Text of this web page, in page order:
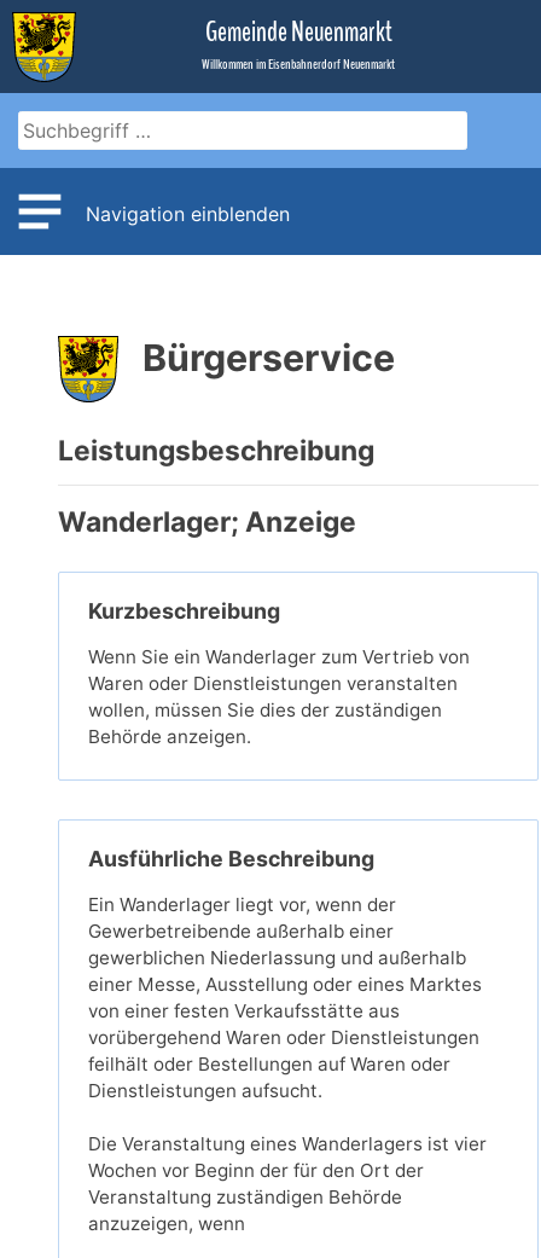
Zum
Inhalt
Gemeinde Neuenmarkt
Willkommen im Eisenbahnerdorf Neuenmarkt
Navigation einblenden
Bürgerservice
Leistungsbeschreibung
Wanderlager; Anzeige
Kurzbeschreibung
Wenn Sie ein Wanderlager zum Vertrieb von
Waren oder Dienstleistungen veranstalten
wollen, müssen Sie dies der zuständigen
Behörde anzeigen.
Ausführliche Beschreibung
Ein Wanderlager liegt vor, wenn der
Gewerbetreibende außerhalb einer
gewerblichen Niederlassung und außerhalb
einer Messe, Ausstellung oder eines Marktes
von einer festen Verkaufsstätte aus
vorübergehend Waren oder Dienstleistungen
feilhält oder Bestellungen auf Waren oder
Dienstleistungen aufsucht.
Die Veranstaltung eines Wanderlagers ist vier
Wochen vor Beginn der für den Ort der
Veranstaltung zuständigen Behörde
anzuzeigen, wenn